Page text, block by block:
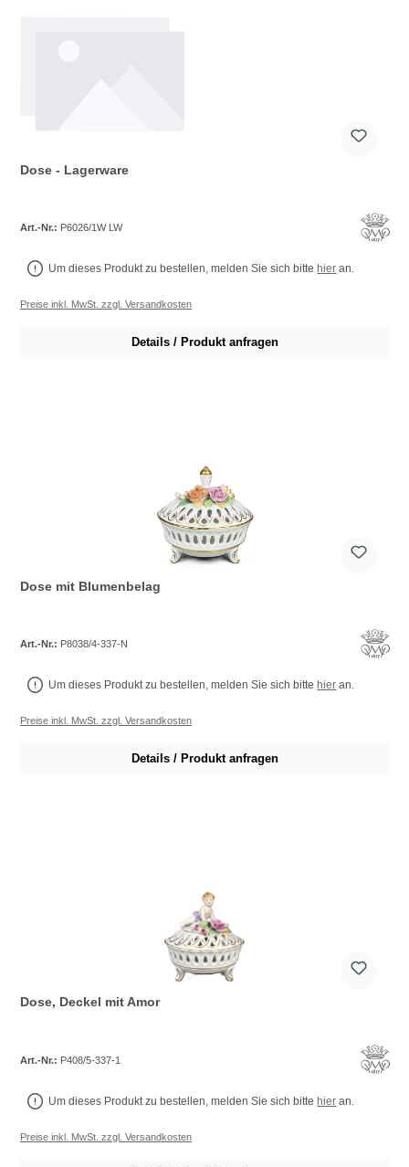
Dose - Lagerware
Art.-Nr.: P6026/1W LW
Um dieses Produkt zu bestellen, melden Sie sich bitte hier an.
Preise inkl. MwSt. zzgl. Versandkosten
Details / Produkt anfragen
Dose mit Blumenbelag
Art.-Nr.: P8038/4-337-N
Um dieses Produkt zu bestellen, melden Sie sich bitte hier an.
Preise inkl. MwSt. zzgl. Versandkosten
Details / Produkt anfragen
Dose, Deckel mit Amor
Art.-Nr.: P408/5-337-1
Um dieses Produkt zu bestellen, melden Sie sich bittehier an.
Preise inkl. MwSt. zzgl. Versandkosten